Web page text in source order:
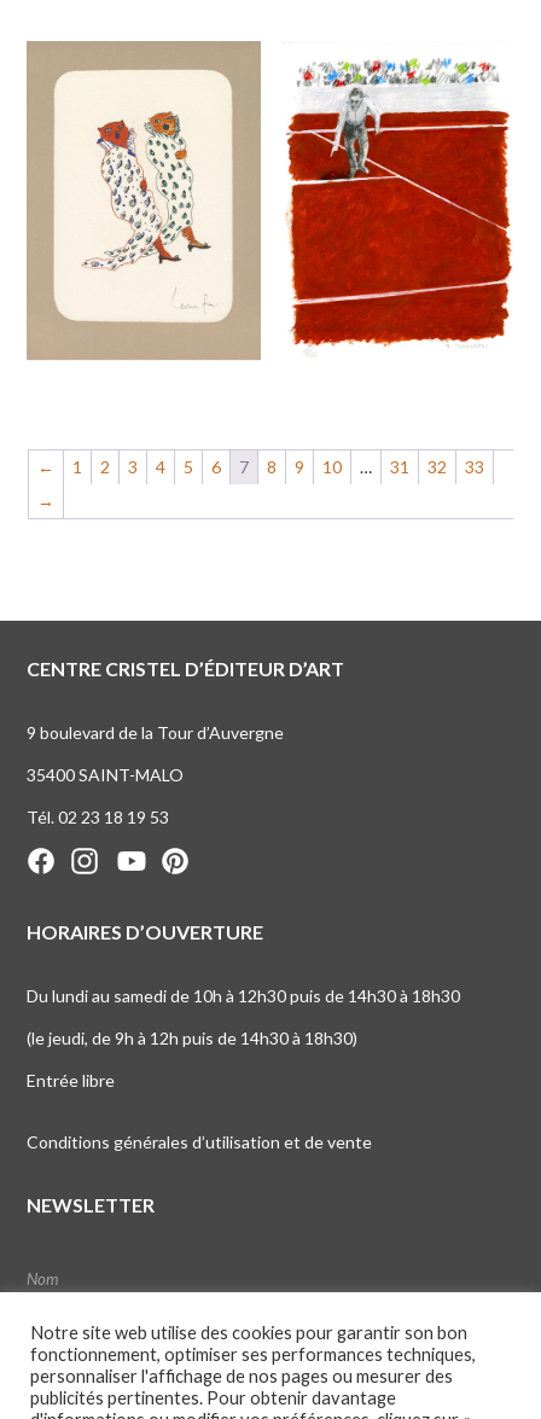
← 1 2 3 4 5 6 7 8 9 10 … 31 32
33
→
CENTRE CRISTEL D’ÉDITEUR D’ART
9 boulevard de la Tour d’Auvergne
35400 SAINT-MALO
Tél. 02 23 18 19 53
HORAIRES D’OUVERTURE
Du lundi au samedi de 10h à 12h30 puis de 14h30 à 18h30
(le jeudi, de 9h à 12h puis de 14h30 à 18h30)
Entrée libre
Conditions générales d’utilisation et de vente
NEWSLETTER
Notre site web utilise des cookies pour garantir son bon
fonctionnement, optimiser ses performances techniques,
personnaliser l'affichage de nos pages ou mesurer des
publicités pertinentes. Pour obtenir davantage